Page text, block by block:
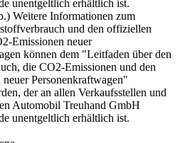
unentgeltlich erhältlich ist.
Weitere Informationen zum
und den offiziellen
Emissionen neuer
können dem "Leitfaden über den
die CO2-Emissionen und den
neuer Personenkraftwagen"
der an allen Verkaufsstellen und
Automobil Treuhand GmbH
unentgeltlich erhältlich ist.